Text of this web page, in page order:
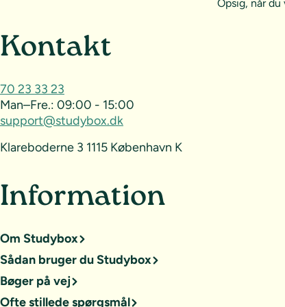
Opsig, når
Sideoversigt og
Kontakt
70 23 33 23
Man–Fre.: 09:00 - 15:00
support@studybox.dk
Klareboderne 3 1115 København K
Information
Om Studybox
Sådan bruger du Studybox
Bøger på vej
Ofte stillede spørgsmål